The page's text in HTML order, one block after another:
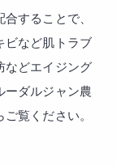
することで、
ビなど肌トラブ
などエイジング
ーダルジャン農
ご覧ください。